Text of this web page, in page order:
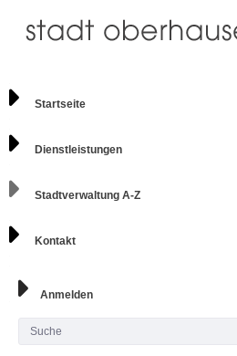
Startseite
Dienstleistungen
Stadtverwaltung A-Z
Kontakt
Anmelden